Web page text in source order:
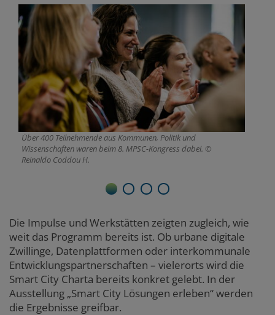
Über 400 Teilnehmende aus Kommunen, Politik und
Wissenschaften waren beim 8. MPSC-Kongress dabei.
Reinaldo Coddou H.
Die Impulse und Werkstätten zeigten zugleich, wie
weit das Programm bereits ist. Ob urbane digitale
Zwillinge, Datenplattformen oder interkommunale
Entwicklungspartnerschaften – vielerorts wird die
Smart City Charta bereits konkret gelebt. In der
Ausstellung „Smart City Lösungen erleben“ werden
die Ergebnisse greifbar.